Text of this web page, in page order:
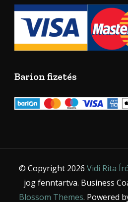
Barion fizetés
© Copyright 2026 Vidi Rita
jog fenntartva. Business
Blossom Themes. Powered